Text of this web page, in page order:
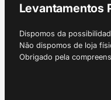
Levantamentos
Dispomos da
Não dispomos de loja
Obrigado pela